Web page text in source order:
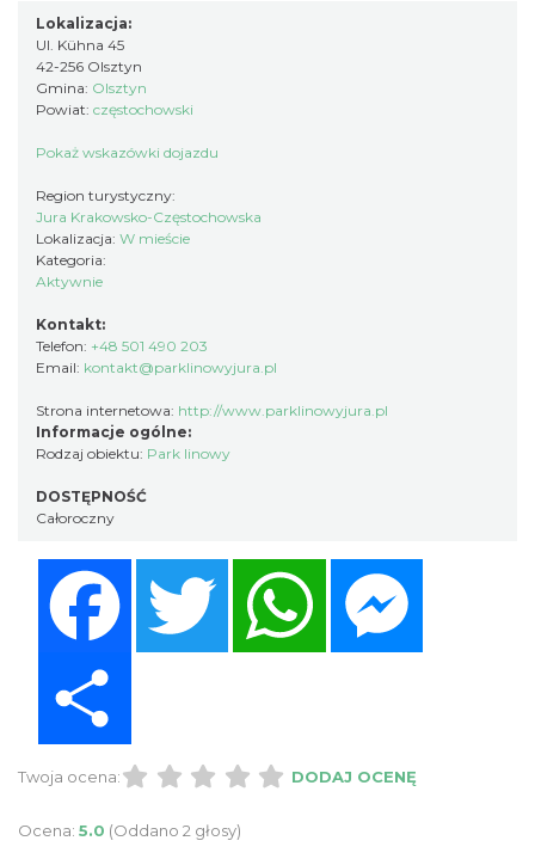
Lokalizacja:
Ul. Kühna 45
42-256 Olsztyn
Gmina: Olsztyn
Powiat: częstochowski
Pokaż wskazówki dojazdu
Region turystyczny:
Jura Krakowsko-Częstochowska
Lokalizacja: W mieście
Kategoria:
Aktywnie
Kontakt:
Telefon: +48 501 490 203
Email: kontakt@parklinowyjura.pl
Strona internetowa: http://www.parklinowyjura.pl
Informacje ogólne:
Rodzaj obiektu: Park linowy
DOSTĘPNOŚĆ
Całoroczny
Twitter WhatsApp
Twoja ocena: DODAJ OCENĘ
Ocena: 5.0 (Oddano 2 głosy)